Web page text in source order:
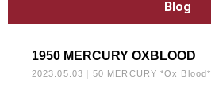
Blog
1950 MERCURY OXBLOOD
2023.05.03 50 MERCURY *Ox Blood*